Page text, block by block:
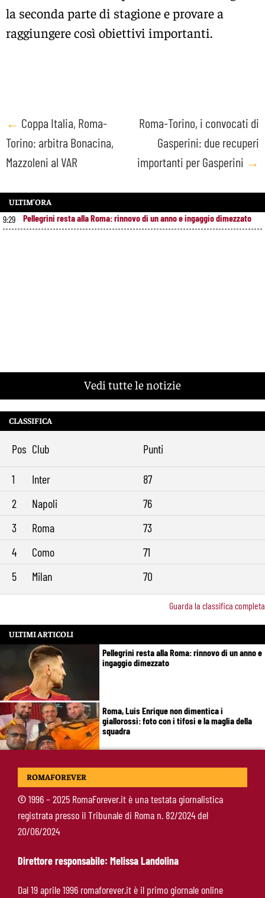
la seconda parte di stagione e provare a
raggiungere così obiettivi importanti.
Post
navigation
← Coppa Italia, Roma-
Torino: arbitra Bonacina,
Mazzoleni al VAR
Roma-Torino, i convocati di
Gasperini: due recuperi
importanti per Gasperini →
ULTIM’ORA
9:29 Pellegrini resta alla Roma: rinnovo di un anno e ingaggio dimezzato
Vedi tutte le notizie
CLASSIFICA
Pos Club Punti
1 Inter
87
2
Napoli
76
3
Roma
73
4
Como
71
5
Milan 70
Guarda la classifica completa
ULTIMI ARTICOLI
Pellegrini resta alla Roma: rinnovo di un anno e
ingaggio dimezzato
Roma, Luis Enrique non dimentica i
giallorossi: foto con i tifosi e la maglia della
squadra
Roma, un ex rivela: “Alla Roma abbiamo
Soulé-Milan, la Roma detta le condizioni:
servono 35 milioni
ROMAFOREVER
©1996 – 2025 RomaForever.it è una testata giornalistica
registrata presso il Tribunale di Roma n. 82/2024 del
20/06/2024
Direttore responsabile: Melissa Landolina
Dal 19 aprile 1996 romaforever.it è il primo giornale online